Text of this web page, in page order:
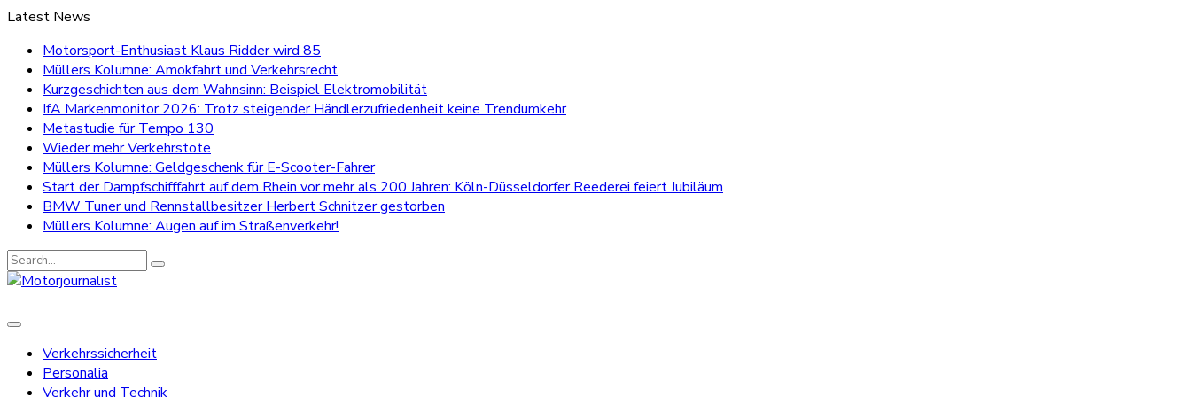
Latest News
Motorsport-Enthusiast Klaus Ridder wird 85
Müllers Kolumne: Amokfahrt und Verkehrsrecht
Kurzgeschichten aus dem Wahnsinn: Beispiel Elektromobilität
IfA Markenmonitor 2026: Trotz steigender Händlerzufriedenheit keine Trendumkehr
Metastudie für Tempo 130
Wieder mehr Verkehrstote
Müllers Kolumne: Geldgeschenk für E-Scooter-Fahrer
Start der Dampfschifffahrt auf dem Rhein vor mehr als 200 Jahren: Köln-Düsseldorfer Reederei feiert Jubiläum
BMW Tuner und Rennstallbesitzer Herbert Schnitzer gestorben
Müllers Kolumne: Augen auf im Straßenverkehr!
Search
for:
Verkehrssicherheit
Personalia
Verkehr und Technik